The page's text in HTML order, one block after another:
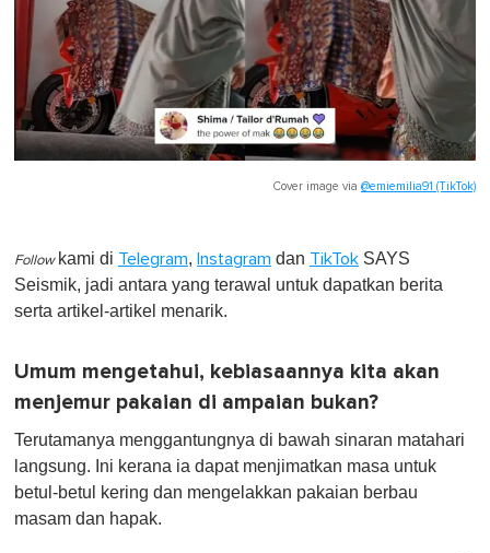
Cover image via @emiemilia91 (TikTok)
Follow kami di Telegram, Instagram dan TikTok SAYS
Seismik, jadi antara yang terawal untuk dapatkan berita
serta artikel-artikel menarik.
Umum mengetahui, kebiasaannya kita akan
menjemur pakaian di ampaian bukan?
Terutamanya menggantungnya di bawah sinaran matahari
langsung. Ini kerana ia dapat menjimatkan masa untuk
betul-betul kering dan mengelakkan pakaian berbau
masam dan hapak.